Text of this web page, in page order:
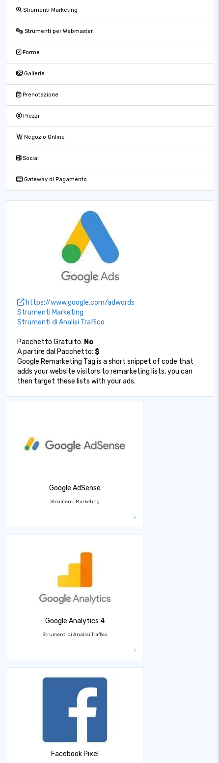
Strumenti Marketing
Strumenti per Webmaster
Forme
Gallerie
Prenotazione
Prezzi
Negozio Online
Social
Gateway di Pagamento
https://www.google.com/adwords
Strumenti Marketing
Strumenti di Analisi Traffico
Pacchetto Gratuito: No
A partire dal Pacchetto: $
Google Remarketing Tag is a short snippet of code that
adds your website visitors to remarketing lists, you can
then target these lists with your ads.
Google AdSense
Strumenti Marketing
Google Analytics 4
Strumenti di Analisi Traffico
Facebook Pixel